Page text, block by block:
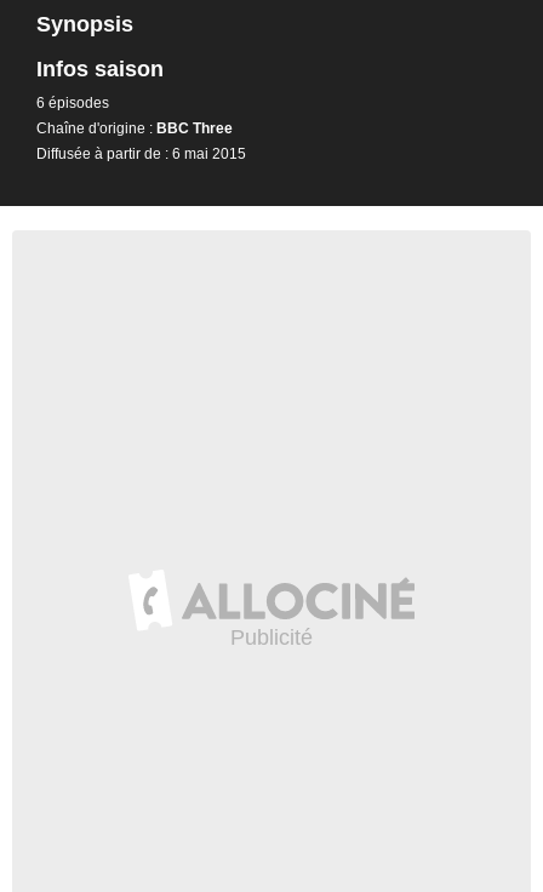
Synopsis
Infos saison
6 épisodes
Chaîne d'origine : BBC Three
Diffusée à partir de : 6 mai 2015